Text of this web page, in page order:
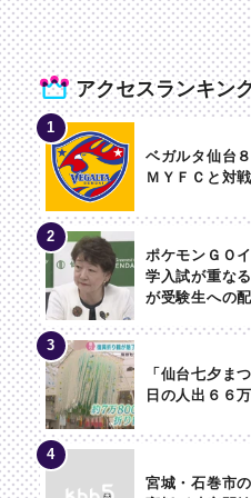
アクセスランキン
ベガルタ仙台
ＭＹＦＣと対戦
ポケモンＧＯ
学入試が重な
が受験生への
「仙台七夕ま
日の人出６６
宮城・石巻市